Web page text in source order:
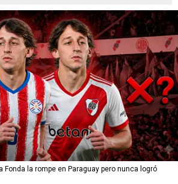
Fonda la rompe en Paraguay pero nunca logró